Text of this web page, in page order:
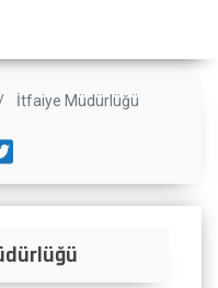
İtfaiye Müdürlüğü